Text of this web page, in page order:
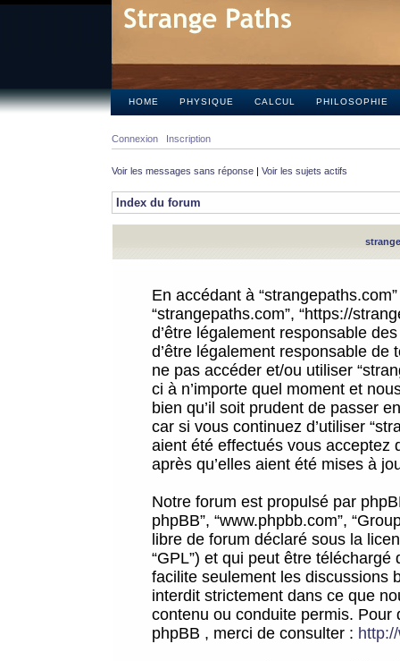
HOME PHYSIQUE CALCUL PHILOSOPHIE
Connexion Inscription
Voir les messages sans réponse | Voir les sujets actifs
Index du forum
En accédant à
“strangepaths.com”, “https://
d’être légalement responsable
d’être légalement responsable
ne pas accéder et/ou utiliser
ci à n’importe quel moment et
bien qu’il soit prudent de passer
car si vous continuez d’utiliser
aient été effectués vous acceptez
après qu’elles aient été mises à
Notre forum est propulsé par
phpBB”, “www.phpbb.com”,
libre de forum déclaré sous la
“GPL”) et qui peut être téléchargé
facilite seulement les discussions
interdit strictement dans ce que
contenu ou conduite permis.
phpBB , merci de consulter :